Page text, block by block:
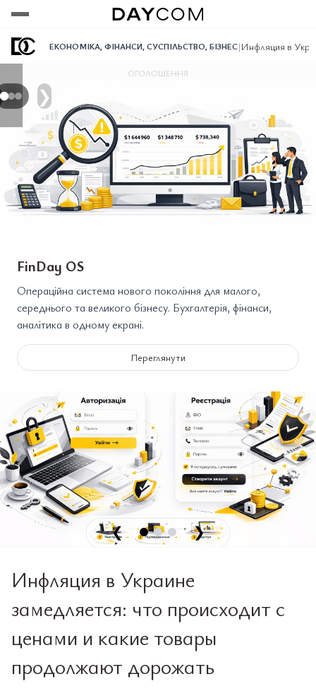
ЕКОНОМІКА, ФІНАНСИ, СУСПІЛЬСТВО, БІЗНЕС|Инфляция в
❯
ОГОЛОШЕННЯ
FinDay OS
Операційна система нового покоління для малого,
середнього та великого бізнесу. Бухгалтерія, фінанси,
аналітика в одному екрані.
Переглянути
❮ ❯
Инфляция в Украине
замедляется: что происходит с
ценами и какие товары
продолжают дорожать